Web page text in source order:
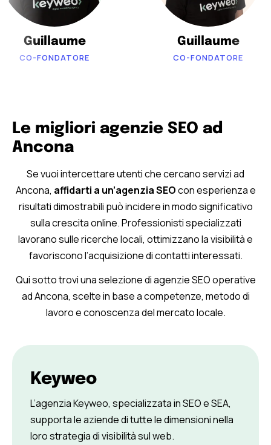
Guillaume
CO-FONDATORE
Guillaume
CO-FONDATORE
Le migliori agenzie SEO ad
Ancona
Se vuoi intercettare utenti che cercano servizi ad
Ancona, affidarti a un’agenzia SEOcon esperienza e
risultati dimostrabili può incidere in modo significativo
sulla crescita online. Professionisti specializzati
lavorano sulle ricerche locali, ottimizzano la visibilità e
favoriscono l’acquisizione di contatti interessati.
Qui sotto trovi una selezione di agenzie SEO operative
ad Ancona, scelte in base a competenze, metodo di
lavoro e conoscenza del mercato locale.
Keyweo
L’agenzia Keyweo, specializzata in SEO e SEA,
supporta le aziende di tutte le dimensioni nella
loro strategia di visibilità sul web.